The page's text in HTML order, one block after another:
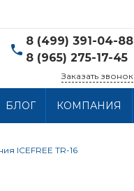
8 (499) 391-04-88
8 (965) 275-17-45
8 (499) 391-04-88
Хлобыстова 15, 2 этаж
Вс: Выходной
Заказать звонок
БЛОГ КОМПАНИЯ
ICEFREE TR-16